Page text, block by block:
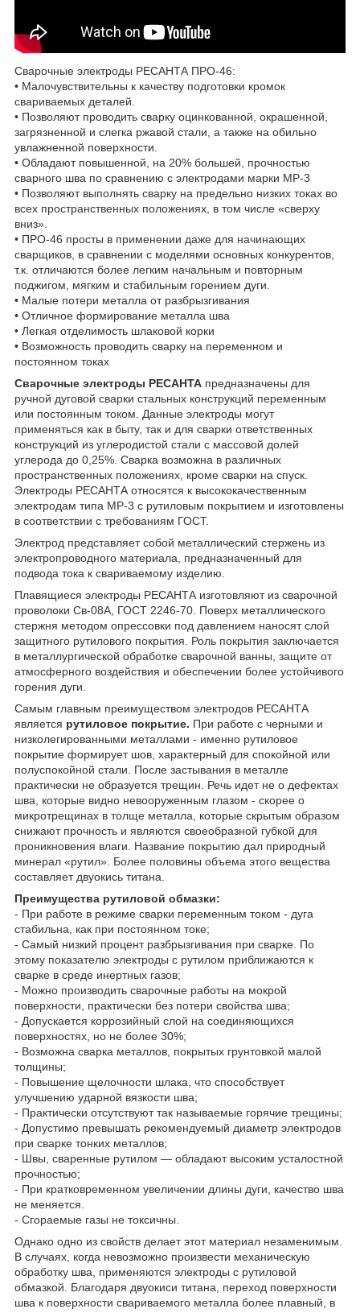
Сварочные электроды РЕСАНТА ПРО-46:
• Малочувствительны к качеству подготовки кромок
свариваемых деталей.
• Позволяют проводить сварку оцинкованной, окрашенной,
загрязненной и слегка ржавой стали, а также на обильно
увлажненной поверхности.
• Обладают повышенной, на 20% большей, прочностью
сварного шва по сравнению с электродами марки МР-3
• Позволяют выполнять сварку на предельно низких токах во
всех пространственных положениях, в том числе «сверху
вниз».
• ПРО-46 просты в применении даже для начинающих
сварщиков, в сравнении с моделями основных конкурентов,
т.к. отличаются более легким начальным и повторным
поджигом, мягким и стабильным горением дуги.
• Малые потери металла от разбрызгивания
• Отличное формирование металла шва
• Легкая отделимость шлаковой корки
• Возможность проводить сварку на переменном и
постоянном токах
Сварочные электроды РЕСАНТА предназначены для
ручной дуговой сварки стальных конструкций переменным
или постоянным током. Данные электроды могут
применяться как в быту, так и для сварки ответственных
конструкций из углеродистой стали с массовой долей
углерода до 0,25%. Сварка возможна в различных
пространственных положениях, кроме сварки на спуск.
Электроды РЕСАНТА относятся к высококачественным
электродам типа МР-3 с рутиловым покрытием и изготовлены
в соответствии с требованиям ГОСТ.
Электрод представляет собой металлический стержень из
электропроводного материала, предназначенный для
подвода тока к свариваемому изделию.
Плавящиеся электроды РЕСАНТА изготовляют из сварочной
проволоки Св-08А, ГОСТ 2246-70. Поверх металлического
стержня методом опрессовки под давлением наносят слой
защитного рутилового покрытия. Роль покрытия заключается
в металлургической обработке сварочной ванны, защите от
атмосферного воздействия и обеспечении более устойчивого
горения дуги.
Самым главным преимуществом электродов РЕСАНТА
является рутиловое покрытие. При работе с черными и
низколегированными металлами - именно рутиловое
покрытие формирует шов, характерный для спокойной или
полуспокойной стали. После застывания в металле
практически не образуется трещин. Речь идет не о дефектах
шва, которые видно невооруженным глазом - скорее о
микротрещинах в толще металла, которые скрытым образом
снижают прочность и являются своеобразной губкой для
проникновения влаги. Название покрытию дал природный
минерал «рутил». Более половины объема этого вещества
составляет двуокись титана.
Преимущества рутиловой обмазки:
- При работе в режиме сварки переменным током - дуга
стабильна, как при постоянном токе;
- Самый низкий процент разбрызгивания при сварке. По
этому показателю электроды с рутилом приближаются к
сварке в среде инертных газов;
- Можно производить сварочные работы на мокрой
поверхности, практически без потери свойства шва;
- Допускается коррозийный слой на соединяющихся
поверхностях, но не более 30%;
- Возможна сварка металлов, покрытых грунтовкой малой
толщины;
- Повышение щелочности шлака, что способствует
улучшению ударной вязкости шва;
- Практически отсутствуют так называемые горячие трещины;
- Допустимо превышать рекомендуемый диаметр электродов
при сварке тонких металлов;
- Швы, сваренные рутилом — обладают высоким усталостной
прочностью;
- При кратковременном увеличении длины дуги, качество шва
не меняется.
- Сгораемые газы не токсичны.
Однако одно из свойств делает этот материал незаменимым.
В случаях, когда невозможно произвести механическую
обработку шва, применяются электроды с рутиловой
обмазкой. Благодаря двуокиси титана, переход поверхности
шва к поверхности свариваемого металла более плавный, в